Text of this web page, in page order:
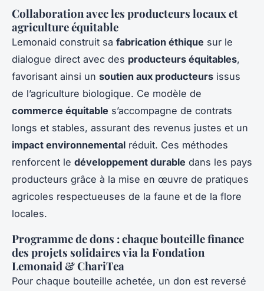
Collaboration avec les producteurs locaux et
agriculture équitable
Lemonaid construit sa fabrication éthique sur le
dialogue direct avec des producteurs équitables,
favorisant ainsi un soutien aux producteurs issus
de l’agriculture biologique. Ce modèle de
commerce équitable s’accompagne de contrats
longs et stables, assurant des revenus justes et un
impact environnemental réduit. Ces méthodes
renforcent le développement durable dans les pays
producteurs grâce à la mise en œuvre de pratiques
agricoles respectueuses de la faune et de la flore
locales.
Programme de dons : chaque bouteille finance
des projets solidaires via la Fondation
Lemonaid & ChariTea
Pour chaque bouteille achetée, un don est reversé